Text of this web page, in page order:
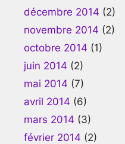
décembre 2014 (2)
novembre 2014 (2)
octobre 2014 (1)
juin 2014 (2)
mai 2014 (7)
avril 2014 (6)
mars 2014 (3)
février 2014 (2)